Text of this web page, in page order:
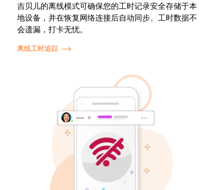
吉贝儿的离线模式可确保您的工时记录安全存储于本
地设备，并在恢复网络连接后自动同步。工时数据不
会遗漏，打卡无忧。
离线工时追踪